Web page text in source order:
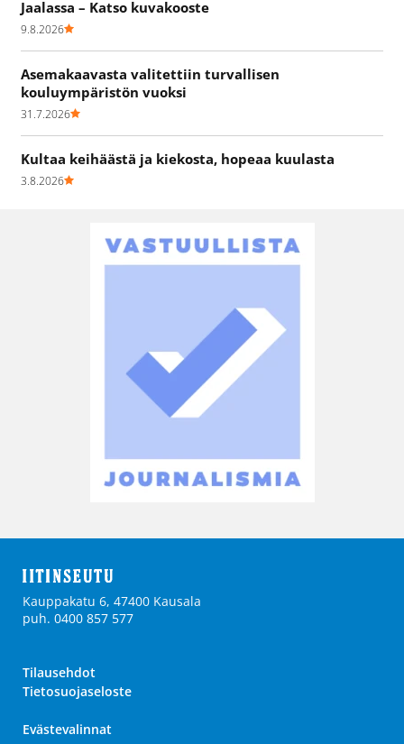
Jaalassa – Katso kuvakooste
9.8.2026
Asemakaavasta valitettiin turvallisen
kouluympäristön vuoksi
31.7.2026
Kultaa keihäästä ja kiekosta, hopeaa kuulasta
3.8.2026
Kauppakatu 6, 47400 Kausala
puh. 0400 857 577
Tilausehdot
Tietosuojaseloste
Evästevalinnat